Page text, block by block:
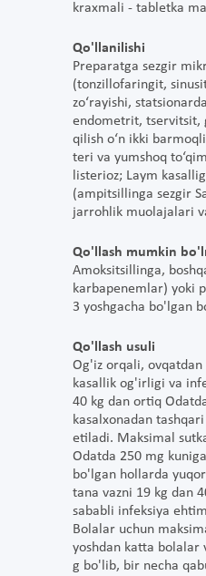
kraxmali - tabletka
Qo'llanilishi
Preparatga sezgir
(tonzillofaringit,
zo‘rayishi,
endometrit, tservitsit,
qilish o‘n ikki
teri va yumshoq
listerioz; Laym
(ampitsillinga sezgir
jarrohlik muolajalari
Qo'llash mumkin
Amoksitsillinga,
karbapenemlar) yoki
3 yoshgacha bo'lgan
Qo'llash usuli
Og'iz orqali,
kasallik og'irligi va
40 kg dan ortiq
kasalxonadan
etiladi. Maksimal
Odatda 250 mg
bo'lgan hollarda
tana vazni 19 kg dan
sababli infeksiya
Bolalar uchun
yoshdan katta bolalar
g bo'lib, bir necha